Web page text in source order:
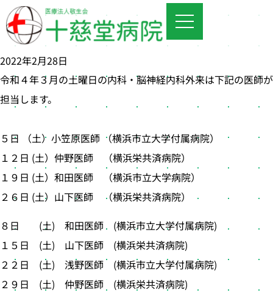
2022年2月28日
令和４年３月の土曜日の内科・脳神経内科外来は下記の医師が
担当します。
５日 （土）小笠原医師 （横浜市立大学付属病院）
１２日 (土）仲野医師 （横浜栄共済病院）
１９日 (土）和田医師 （横浜市立大学病院）
２６日 (土）山下医師 （横浜栄共済病院）
８日 (土) 和田医師 (横浜市立大学付属病院)
１５日 (土) 山下医師 (横浜栄共済病院)
２２日 (土) 浅野医師 (横浜市立大学付属病院)
２９日 (土) 仲野医師 (横浜栄共済病院)